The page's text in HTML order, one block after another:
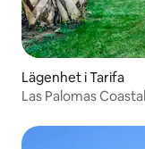
Lägenhet i Tarifa
Las Palomas